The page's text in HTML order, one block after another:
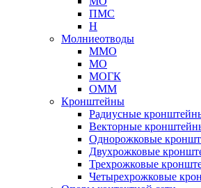
ПМС
Н
Молниеотводы
ММО
МО
МОГК
ОММ
Кронштейны
Радиусные
Векторные
Однорожковые
Двухрожковые
Трехрожковые
Четырехрожковые